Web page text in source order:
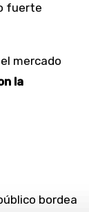
fuerte
mercado
la
bordea